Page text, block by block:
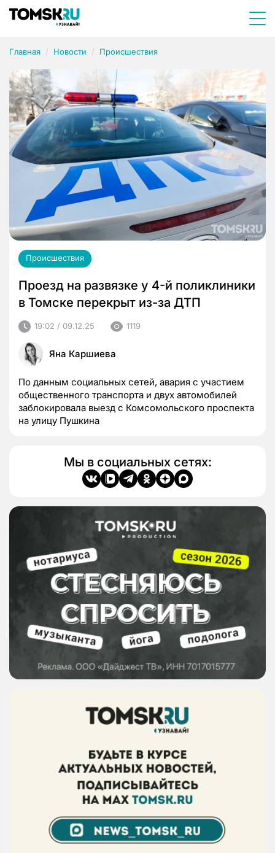
Главная Новости Происшествия
Происшествия
Проезд на развязке у 4-й поликлиники
в Томске перекрыт из-за ДТП
19:02 / 09.12.25 1119
Яна Каршиева
По данным социальных сетей, авария с участием
общественного транспорта и двух автомобилей
заблокировала выезд с Комсомольского проспекта
на улицу Пушкина
Мы в социальных сетях: